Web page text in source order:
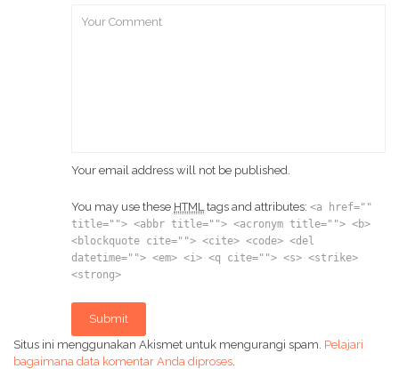
Your email address will not be published.
You may use these HTML tags and attributes: <a href=""
title=""> <abbr title=""> <acronym title=""> <b>
<blockquote cite=""> <cite> <code> <del
datetime=""> <em> <i> <q cite=""> <s> <strike>
<strong>
Submit
Situs ini menggunakan Akismet untuk mengurangi spam. Pelajari
bagaimana data komentar Anda diproses